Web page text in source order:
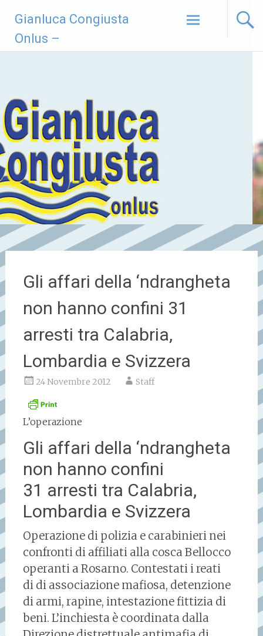
contenuto
Gianluca Congiusta
Onlus –
Gli affari della ‘ndrangheta
non hanno confini 31
arresti tra Calabria,
Lombardia e Svizzera
24 Novembre 2012 Staff
L’operazione
Gli affari della ‘ndrangheta
non hanno confini
31 arresti tra Calabria,
Lombardia e Svizzera
Operazione di polizia e carabinieri nei
confronti di affiliati alla cosca Bellocco
operanti a Rosarno. Contestati i reati
di di associazione mafiosa, detenzione
di armi, rapine, intestazione fittizia di
beni. L’inchiesta è coordinata dalla